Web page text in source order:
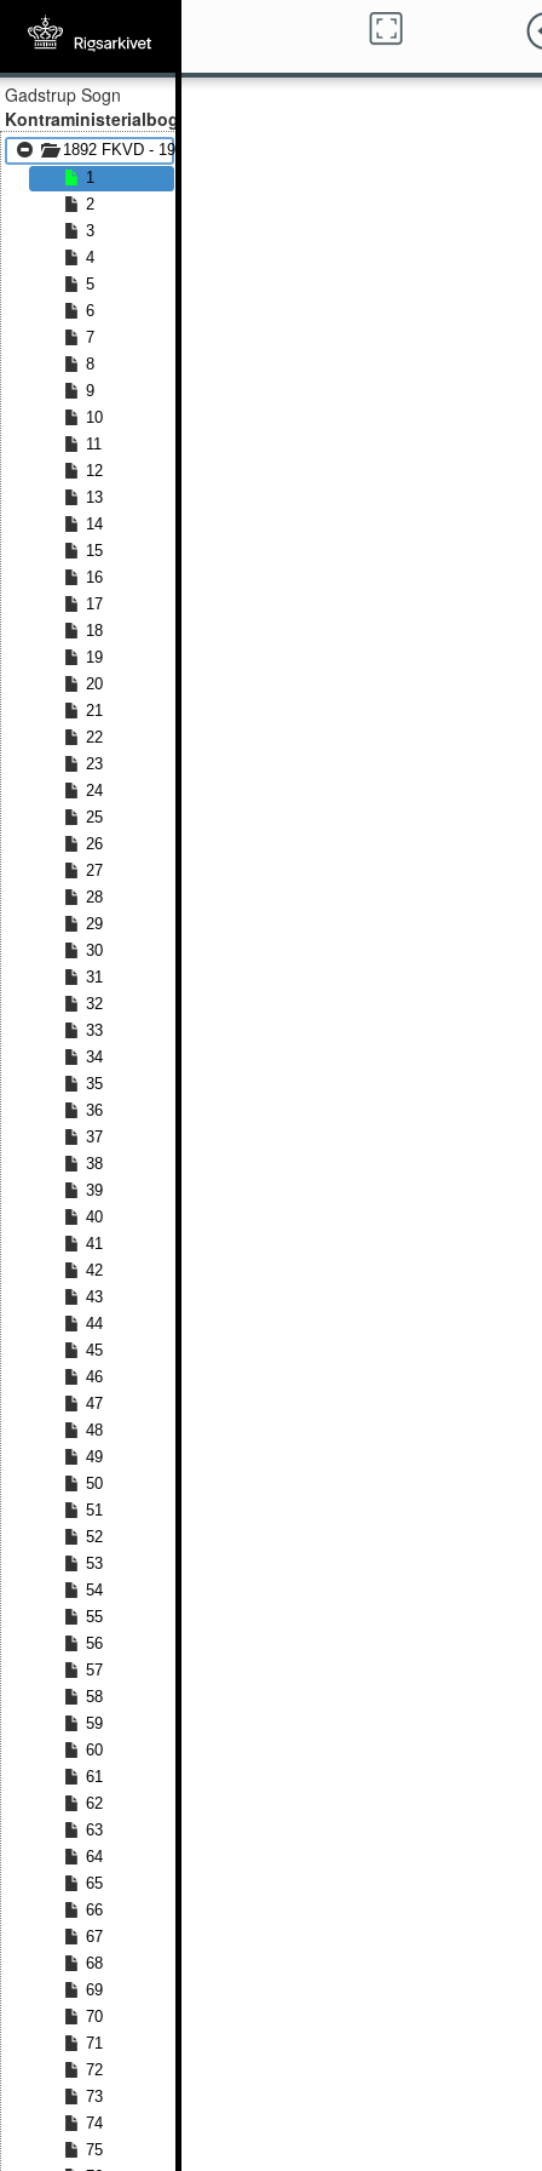
Gadstrup Sogn
Kontraministerialbog
1892 FKVD - 1929 FKVD
1
2
3
4
5
6
7
8
9
10
11
12
13
14
15
16
17
18
19
20
21
22
23
24
25
26
27
28
29
30
31
32
33
34
35
36
37
38
39
40
41
42
43
44
45
46
47
48
49
50
51
52
53
54
55
56
57
58
59
60
61
62
63
64
65
66
67
68
69
70
71
72
73
74
75